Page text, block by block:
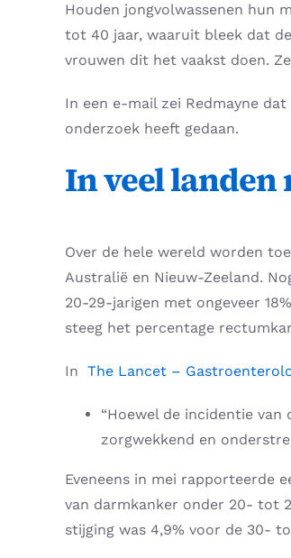
Houden jongvolwassenen hun
tot 40 jaar, waaruit bleek dat
vrouwen dit het vaakst doen.
In een e-mail zei Redmayne
onderzoek heeft gedaan.
In veel
Over de hele wereld worden
Australië en Nieuw-Zeeland.
20-29-jarigen met ongeveer
steeg het percentage
In The Lancet –
“Hoewel de incidentie
zorgwekkend en
Eveneens in mei rapporteerde
van darmkanker onder 20- tot
stijging was 4,9% voor de 30-